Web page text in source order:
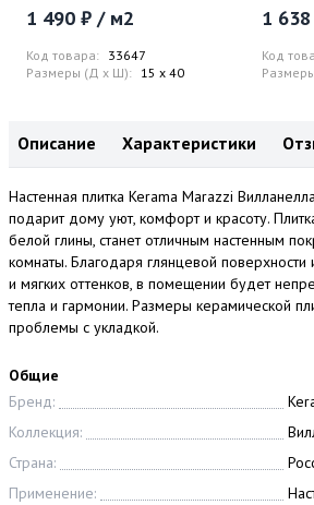
1 490 ₽ / м2
Код товара: 33647
Размеры (Д x Ш): 15 x 40
1
Код
Описание Характеристики
Настенная плитка Kerama Marazzi
подарит дому уют, комфорт и красоту.
белой глины, станет отличным настенным
комнаты. Благодаря глянцевой
и мягких оттенков, в помещении будет
тепла и гармонии. Размеры керамической
проблемы с укладкой.
Общие
Бренд:
Коллекция:
Страна:
Применение: